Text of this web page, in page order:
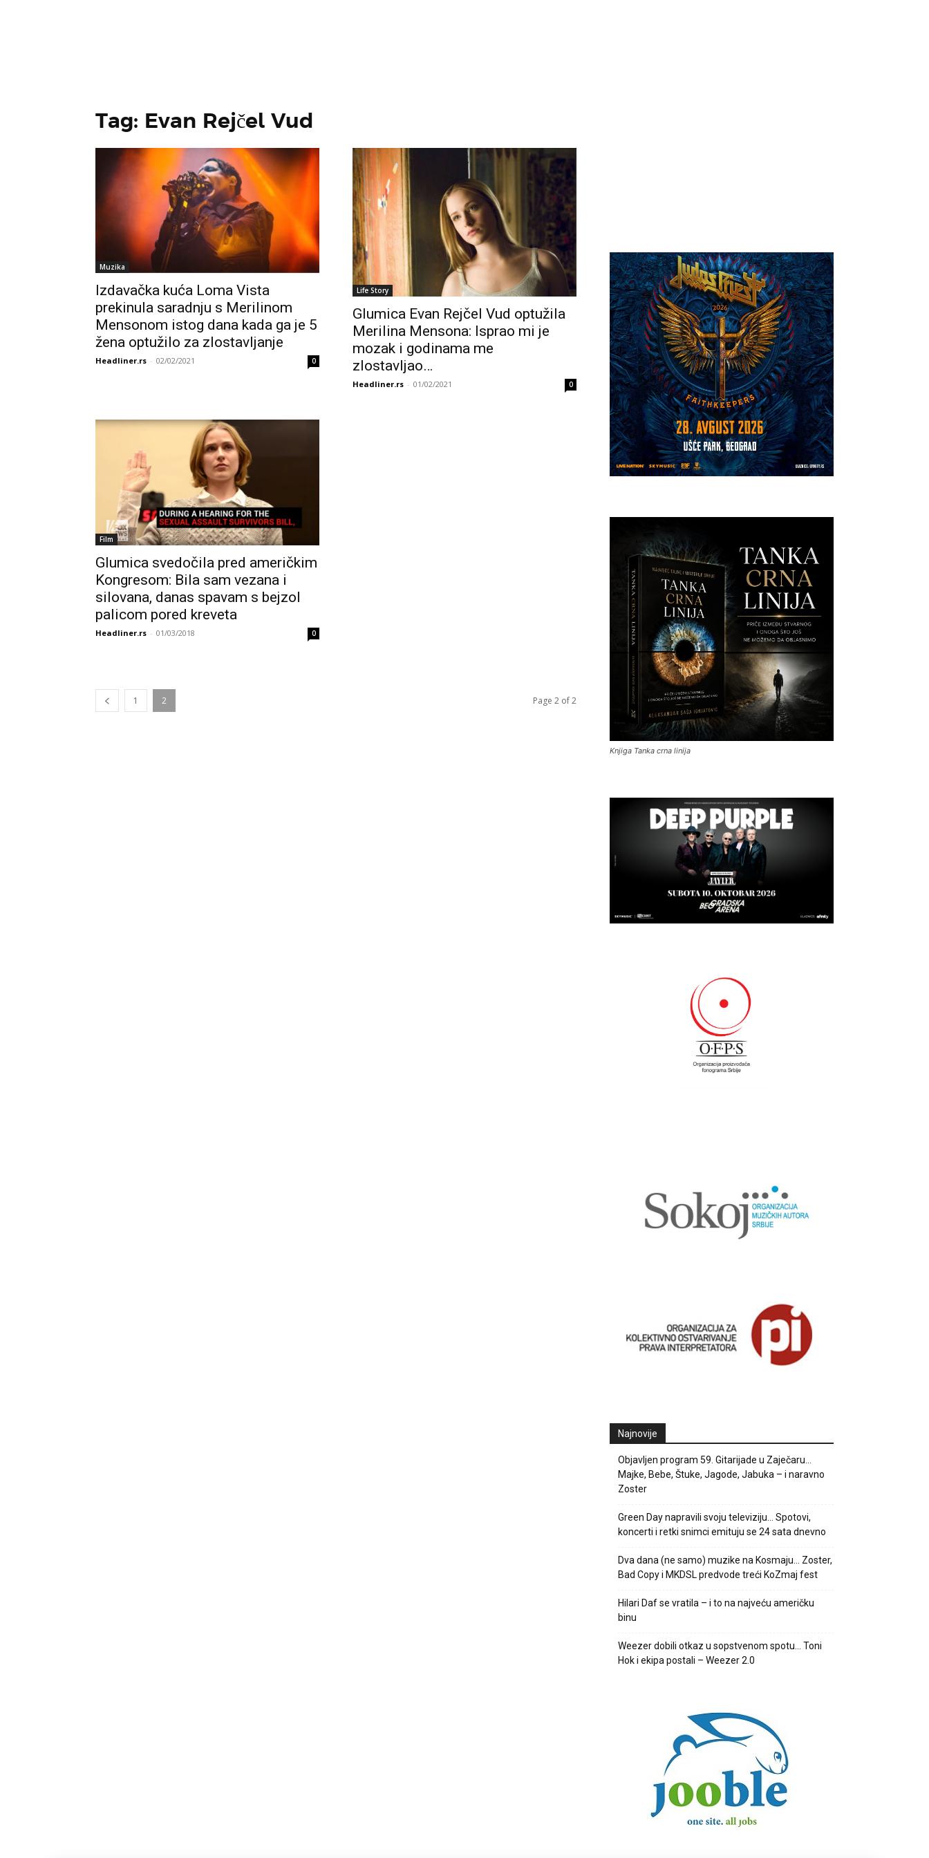
Tag: Evan Rejčel Vud
Muzika
Izdavačka kuća Loma Vista
prekinula saradnju s Merilinom
Mensonom istog dana kada ga je 5
žena optužilo za zlostavljanje
Headliner.rs - 02/02/2021 0
Life Story
Glumica Evan Rejčel Vud optužila
Merilina Mensona: Isprao mi je
mozak i godinama me
zlostavljao…
Headliner.rs - 01/02/2021 0
Film
Glumica svedočila pred američkim
Kongresom: Bila sam vezana i
silovana, danas spavam s bejzol
palicom pored kreveta
Headliner.rs - 01/03/2018 0
1 2 Page 2 of 2
Knjiga Tanka crna linija
Najnovije
Objavljen program 59. Gitarijade u Zaječaru…
Majke, Bebe, Štuke, Jagode, Jabuka – i naravno
Zoster
Green Day napravili svoju televiziju… Spotovi,
koncerti i retki snimci emituju se 24 sata dnevno
Dva dana (ne samo) muzike na Kosmaju… Zoster,
Bad Copy i MKDSL predvode treći KoZmaj fest
Hilari Daf se vratila – i to na najveću američku
binu
Weezer dobili otkaz u sopstvenom spotu… Toni
Hok i ekipa postali – Weezer 2.0